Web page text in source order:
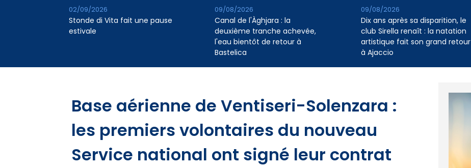
Stonde di Vita fait une pause
estivale
02/09/2026
Canal de l'Àghjara : la
deuxième tranche achevée,
l'eau bientôt de retour à
Bastelica
09/08/2026
Dix ans après sa disparition, le
club Sirella renaît : la natation
artistique fait son grand retour
à Ajaccio
09/08/2026
Base aérienne de Ventiseri-Solenzara :
les premiers volontaires du nouveau
Service national ont signé leur contrat